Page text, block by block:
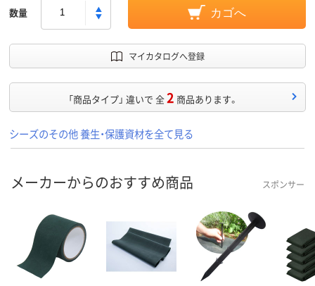
数量 カゴへ
マイカタログへ登録
「商品タイプ」 違いで 全2 商品あります。
シーズのその他 養生・保護資材を全て見る
メーカーからのおすすめ商品 スポンサー